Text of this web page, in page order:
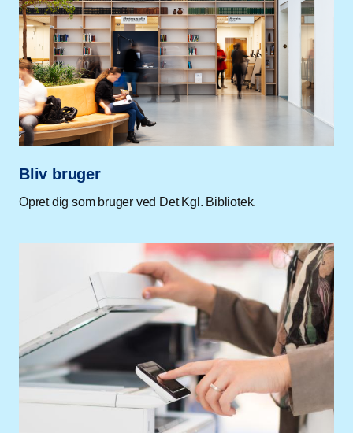
Bliv bruger
Opret dig som bruger ved Det Kgl. Bibliotek.